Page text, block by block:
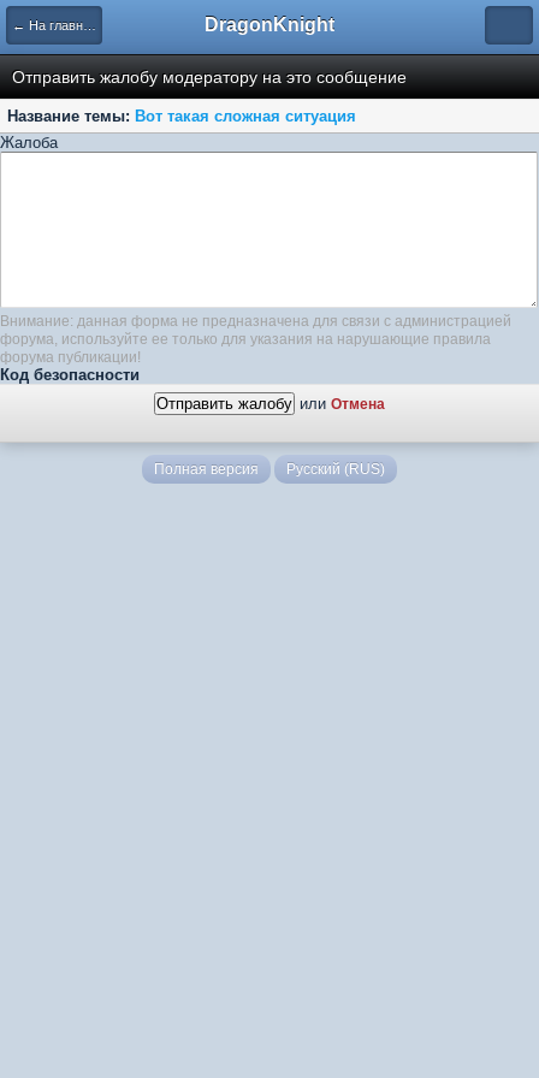
← На главную DragonKnight
Отправить жалобу модератору на это сообщение
Название темы: Вот такая сложная ситуация
Жалоба
Внимание: данная форма не предназначена для связи с администрацией
форума, используйте ее только для указания на нарушающие правила
форума публикации!
Код безопасности
или Отмена
Полная версия Русский (RUS)